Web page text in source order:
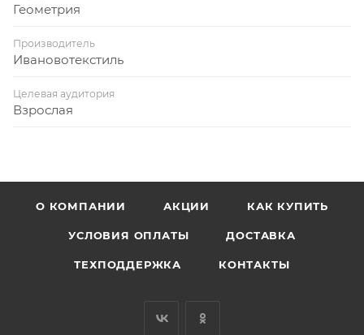
Геометрия
Производитель
Ивановотекстиль
Целевая аудитория
Взрослая
О КОМПАНИИ АКЦИИ КАК КУПИТЬ
УСЛОВИЯ ОПЛАТЫ ДОСТАВКА
ТЕХПОДДЕРЖКА КОНТАКТЫ